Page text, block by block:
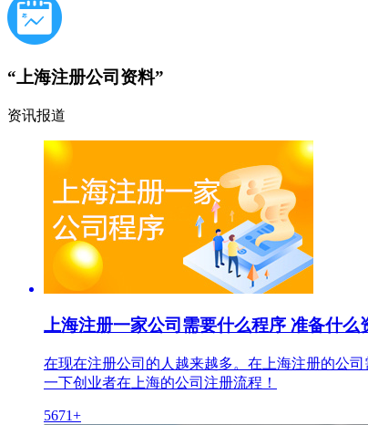
“上海注册公司资料”
资讯报道
上海注册一家公司需要什么程序 准备什么
在现在注册公司的人越来越多。在上海注册的公
一下创业者在上海的公司注册流程！
5671+